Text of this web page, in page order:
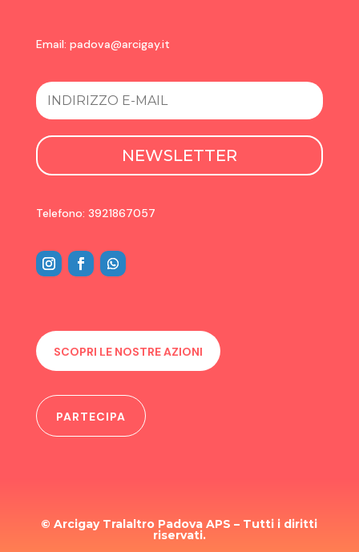
Email: padova@arcigay.it
NEWSLETTER
Telefono: 3921867057
SCOPRI LE NOSTRE AZIONI
PARTECIPA
© Arcigay Tralaltro Padova APS – Tutti i diritti
riservati.